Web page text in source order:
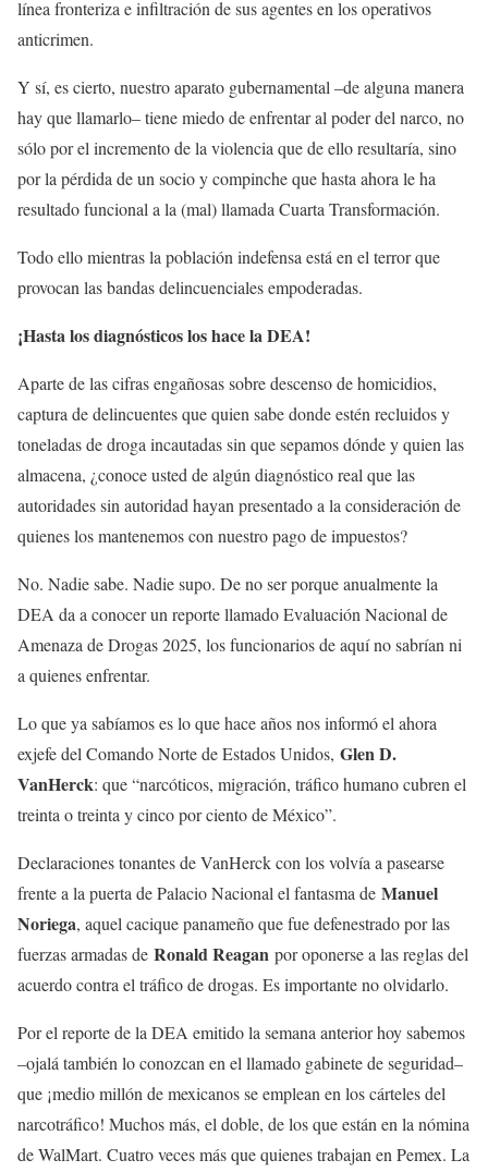
línea fronteriza e infiltración de sus agentes en los operativos
anticrimen.
Y sí, es cierto, nuestro aparato gubernamental –de alguna manera
hay que llamarlo– tiene miedo de enfrentar al poder del narco, no
sólo por el incremento de la violencia que de ello resultaría, sino
por la pérdida de un socio y compinche que hasta ahora le ha
resultado funcional a la (mal) llamada Cuarta Transformación.
Todo ello mientras la población indefensa está en el terror que
provocan las bandas delincuenciales empoderadas.
¡Hasta los diagnósticos los hace la DEA!
Aparte de las cifras engañosas sobre descenso de homicidios,
captura de delincuentes que quien sabe donde estén recluidos y
toneladas de droga incautadas sin que sepamos dónde y quien las
almacena, ¿conoce usted de algún diagnóstico real que las
autoridades sin autoridad hayan presentado a la consideración de
quienes los mantenemos con nuestro pago de impuestos?
No. Nadie sabe. Nadie supo. De no ser porque anualmente la
DEA da a conocer un reporte llamado Evaluación Nacional de
Amenaza de Drogas 2025, los funcionarios de aquí no sabrían ni
a quienes enfrentar.
Lo que ya sabíamos es lo que hace años nos informó el ahora
exjefe del Comando Norte de Estados Unidos, Glen D.
VanHerck: que “narcóticos, migración, tráfico humano cubren el
treinta o treinta y cinco por ciento de México”.
Declaraciones tonantes de VanHerck con los volvía a pasearse
frente a la puerta de Palacio Nacional el fantasma de Manuel
Noriega, aquel cacique panameño que fue defenestrado por las
fuerzas armadas de Ronald Reagan por oponerse a las reglas del
acuerdo contra el tráfico de drogas. Es importante no olvidarlo.
Por el reporte de la DEA emitido la semana anterior hoy sabemos
–ojalá también lo conozcan en el llamado gabinete de seguridad–
que ¡medio millón de mexicanos se emplean en los cárteles del
narcotráfico! Muchos más, el doble, de los que están en la nómina
de WalMart. Cuatro veces más que quienes trabajan en Pemex. La